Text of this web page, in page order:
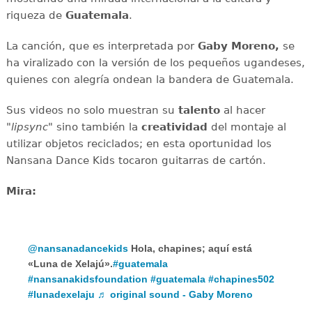
riqueza de Guatemala.
La canción, que es interpretada por Gaby Moreno, se
ha viralizado con la versión de los pequeños ugandeses,
quienes con alegría ondean la bandera de Guatemala.
Sus videos no solo muestran su talentoal hacer
"lipsync" sino también la creatividad del montaje al
utilizar objetos reciclados; en esta oportunidad los
Nansana Dance Kids tocaron guitarras de cartón.
Mira:
@nansanadancekids Hola, chapines; aquí está
«Luna de Xelajú».#guatemala
#nansanakidsfoundation #guatemala #chapines502
#lunadexelaju ♬ original sound - Gaby Moreno